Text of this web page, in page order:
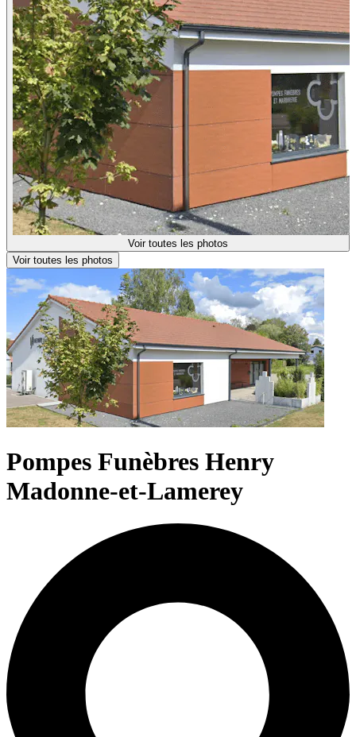
Voir toutes les photos
Voir toutes les photos
Pompes Funèbres Henry
Madonne-et-Lamerey